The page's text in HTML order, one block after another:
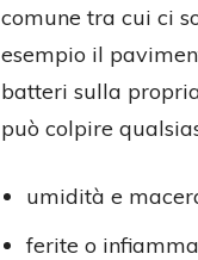
comune tra cui ci
esempio il
batteri sulla
può colpire
umidità e
ferite o